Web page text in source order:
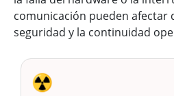
comunicación pueden afectar
seguridad y la continuidad
☢️